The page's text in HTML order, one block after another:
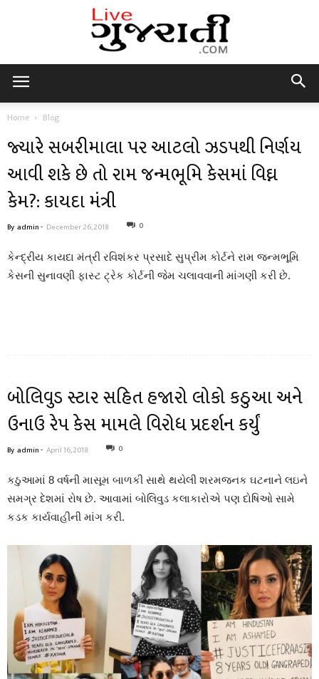
Gujarati
Home Blog
જ્યારે સબરીમાલા પર આટલો ઝડપથી નિર્ણય
આવી શકે છે તો રામ જન્મભૂમિ કેસમાં વિઘ્ન
કેમ?: કાયદા મંત્રી
By admin- December 26, 2018 0
કેન્દ્રીય કાયદા મંત્રી રવિશંકર પ્રસાદે સુપ્રીમ કોર્ટને રામ જન્મભૂમિ
કેસની સુનાવણી ફાસ્ટ ટ્રેક કોર્ટની જેમ ચલાવવાની માંગણી કરી છે.
બોલિવુડ સ્ટાર સહિત હજારો લોકો કઠુઆ અને
ઉનાઉ રેપ કેસ મામલે વિરોધ પ્રદર્શન કર્યું
By admin- April 16, 2018 0
કઠુઆમાં 8 વર્ષની માસૂમ બાળકી સાથે થયેલી શરમજનક ઘટનાને લઇને
સમગ્ર દેશમાં રોષ છે. આવામાં બોલિવુડ કલાકારોએ પણ દોષિઓ સામે
કડક કાર્યવાહીની માંગ કરી.